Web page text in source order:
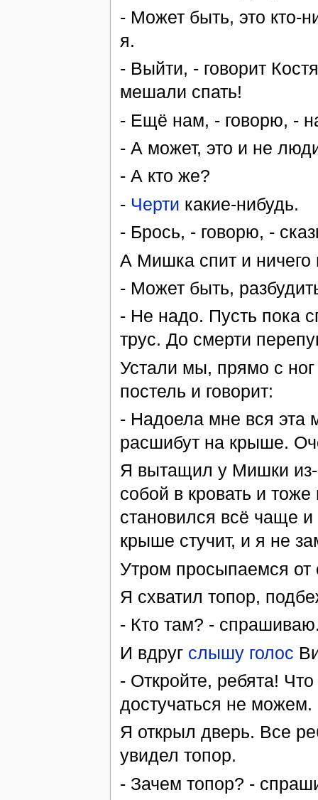
- Может быть, это кто-
я.
- Выйти, - говорит
мешали спать!
- Ещё нам, - говорю, -
- А может, это и не
- А кто же?
- Черти какие-нибудь.
- Брось, - говорю, -
А Мишка спит и
- Может быть,
- Не надо. Пусть пока
трус. До смерти
Устали мы, прямо с
постель и говорит:
- Надоела мне вся эта
расшибут на крыше.
Я вытащил у Мишки из-
собой в кровать и
становился всё чаще
крыше стучит, и я не
Утром просыпаемся от
Я схватил топор,
- Кто там? -
И вдруг слышу голос
- Откройте, ребята!
достучаться не можем.
Я открыл дверь. Все
увидел топор.
- Зачем топор? -